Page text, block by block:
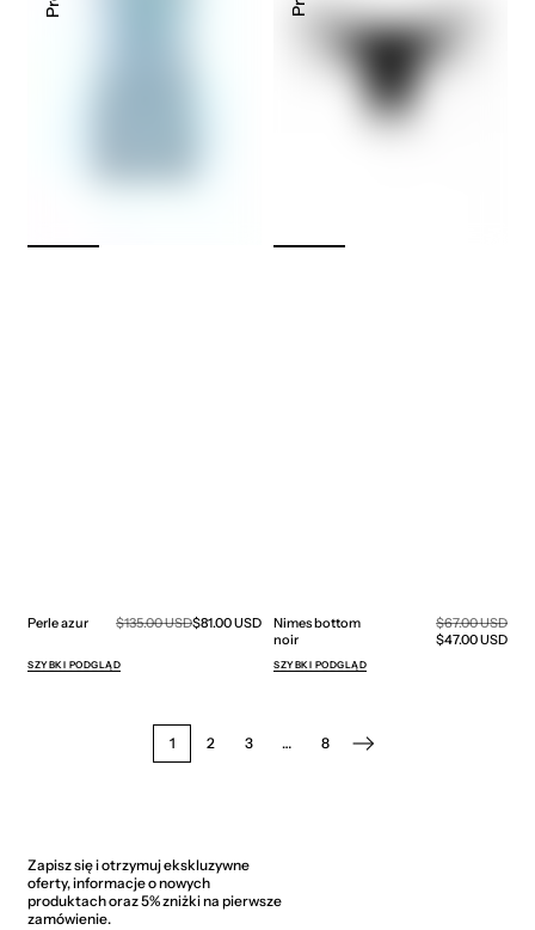
Perle azur
Cena
$135.00 USD
Cena
promocyjna
$81.00 USD
SZYBKI PODGLĄD
Nimes bottom
noir
Cena
regularna
$67.00 USD
$47.00 USD
SZYBKI PODGLĄD
1 2 3 … 8
Zapisz się i otrzymuj ekskluzywne
oferty, informacje o nowych
produktach oraz 5% zniżki na pierwsze
zamówienie.